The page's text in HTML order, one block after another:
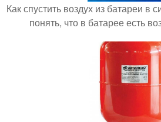
Как спустить воздух из батареи в
понять, что в батарее есть